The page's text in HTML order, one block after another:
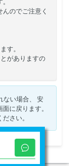
のでご注意く
す。
がありますの
ない場合、 安
に戻ります。
さい。